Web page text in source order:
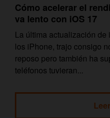
Cómo acelerar el
va lento con iOS 17
La última actualización
los iPhone, trajo consigo
reposo pero también ha
teléfonos tuvieran...